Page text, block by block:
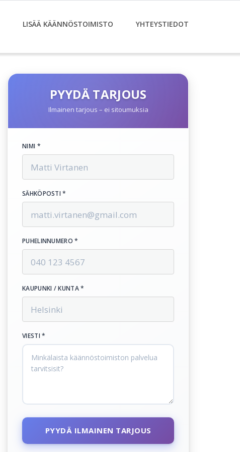
LISÄÄ KÄÄNNÖSTOIMISTO YHTEYSTIEDOT
PYYDÄ TARJOUS
Ilmainen tarjous – ei sitoumuksia
NIMI *
SÄHKÖPOSTI *
PUHELINNUMERO *
KAUPUNKI / KUNTA *
VIESTI *
PYYDÄ ILMAINEN TARJOUS